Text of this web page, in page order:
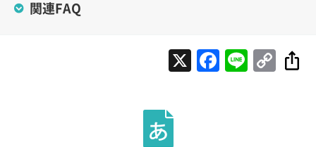
関連FAQ
X Line